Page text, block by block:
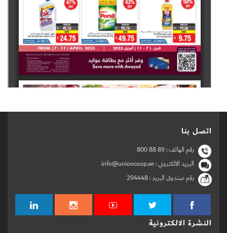
اتصل بنا
رقم الهاتف :800 88 89
البريد الالكتروني : info@unioncoop.ae
رقم صندوق البريد :294448
النشرة الالكترونية